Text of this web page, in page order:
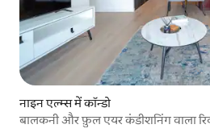
नाइन एल्म्स में कॉन्डो
बालकनी और फ़ुल एयर कंडीशनिंग वाला